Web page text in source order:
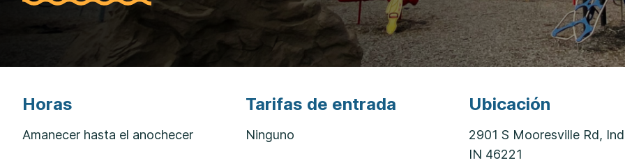
Horas
Amanecer hasta el anochecer
Tarifas de entrada
Ninguno
Ubicación
2901 S Mooresville Rd,
IN 46221